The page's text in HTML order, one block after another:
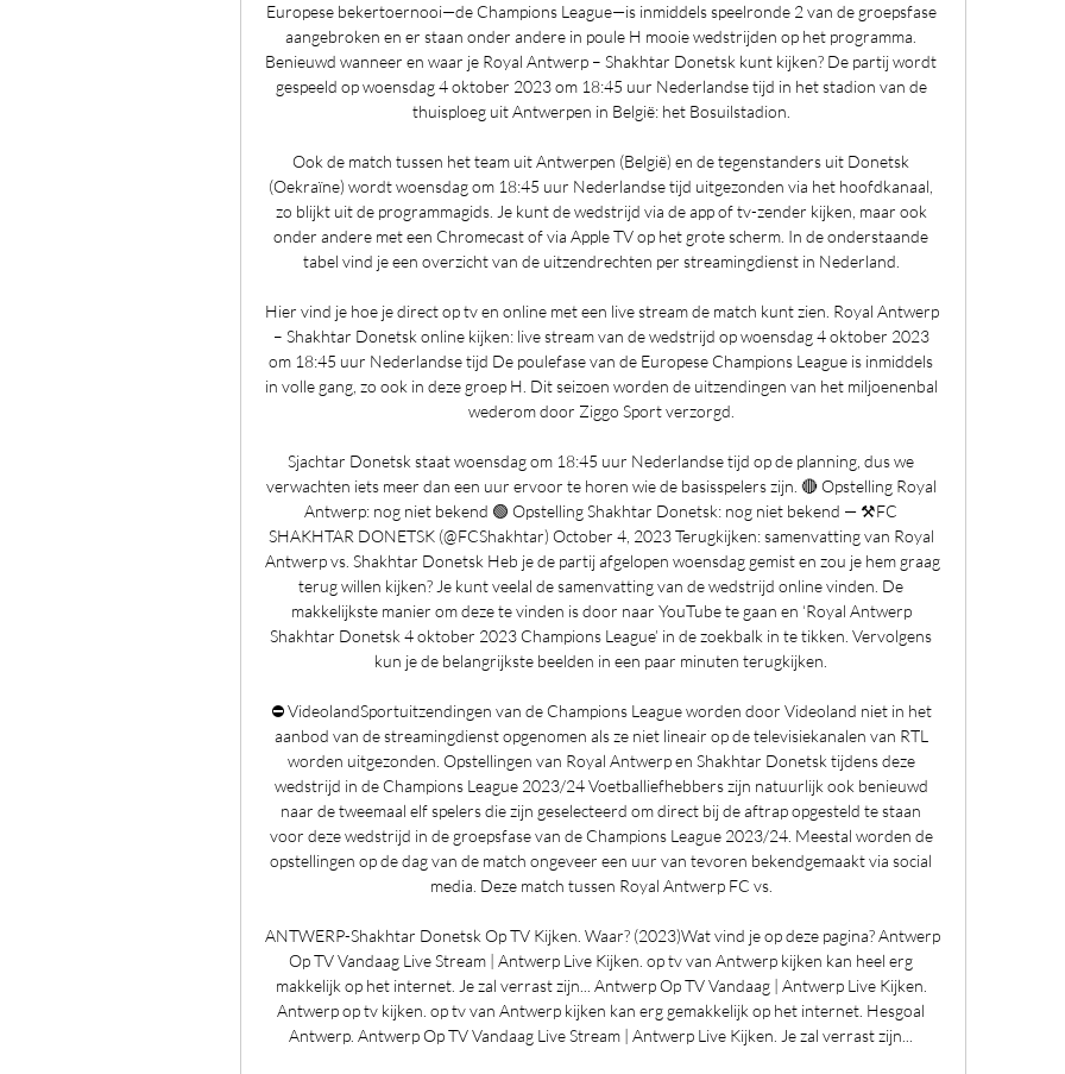
Europese bekertoernooi—de Champions League—is inmiddels speelronde 2 van de groepsfase
aangebroken en er staan onder andere in poule H mooie wedstrijden op het programma.
Benieuwd wanneer en waar je Royal Antwerp – Shakhtar Donetsk kunt kijken? De partij wordt
gespeeld op woensdag 4 oktober 2023 om 18:45 uur Nederlandse tijd in het stadion van de
thuisploeg uit Antwerpen in België: het Bosuilstadion.
Ook de match tussen het team uit Antwerpen (België) en de tegenstanders uit Donetsk
(Oekraïne) wordt woensdag om 18:45 uur Nederlandse tijd uitgezonden via het hoofdkanaal,
zo blijkt uit de programmagids. Je kunt de wedstrijd via de app of tv-zender kijken, maar ook
onder andere met een Chromecast of via Apple TV op het grote scherm. In de onderstaande
tabel vind je een overzicht van de uitzendrechten per streamingdienst in Nederland.
Hier vind je hoe je direct op tv en online met een live stream de match kunt zien. Royal Antwerp
– Shakhtar Donetsk online kijken: live stream van de wedstrijd op woensdag 4 oktober 2023
om 18:45 uur Nederlandse tijd De poulefase van de Europese Champions League is inmiddels
in volle gang, zo ook in deze groep H. Dit seizoen worden de uitzendingen van het miljoenenbal
wederom door Ziggo Sport verzorgd.
Sjachtar Donetsk staat woensdag om 18:45 uur Nederlandse tijd op de planning, dus we
verwachten iets meer dan een uur ervoor te horen wie de basisspelers zijn. 🔴 Opstelling Royal
Antwerp: nog niet bekend 🟢 Opstelling Shakhtar Donetsk: nog niet bekend — ⚒FC
SHAKHTAR DONETSK (@FCShakhtar) October 4, 2023 Terugkijken: samenvatting van Royal
Antwerp vs. Shakhtar Donetsk Heb je de partij afgelopen woensdag gemist en zou je hem graag
terug willen kijken? Je kunt veelal de samenvatting van de wedstrijd online vinden. De
makkelijkste manier om deze te vinden is door naar YouTube te gaan en ‘Royal Antwerp
Shakhtar Donetsk 4 oktober 2023 Champions League’ in de zoekbalk in te tikken. Vervolgens
kun je de belangrijkste beelden in een paar minuten terugkijken.
⛔️ VideolandSportuitzendingen van de Champions League worden door Videoland niet in het
aanbod van de streamingdienst opgenomen als ze niet lineair op de televisiekanalen van RTL
worden uitgezonden. Opstellingen van Royal Antwerp en Shakhtar Donetsk tijdens deze
wedstrijd in de Champions League 2023/24 Voetballiefhebbers zijn natuurlijk ook benieuwd
naar de tweemaal elf spelers die zijn geselecteerd om direct bij de aftrap opgesteld te staan
voor deze wedstrijd in de groepsfase van de Champions League 2023/24. Meestal worden de
opstellingen op de dag van de match ongeveer een uur van tevoren bekendgemaakt via social
media. Deze match tussen Royal Antwerp FC vs.
ANTWERP-Shakhtar Donetsk Op TV Kijken. Waar? (2023)Wat vind je op deze pagina? Antwerp
Op TV Vandaag Live Stream | Antwerp Live Kijken. op tv van Antwerp kijken kan heel erg
makkelijk op het internet. Je zal verrast zijn... Antwerp Op TV Vandaag | Antwerp Live Kijken.
Antwerp op tv kijken. op tv van Antwerp kijken kan erg gemakkelijk op het internet. Hesgoal
Antwerp. Antwerp Op TV Vandaag Live Stream | Antwerp Live Kijken. Je zal verrast zijn...